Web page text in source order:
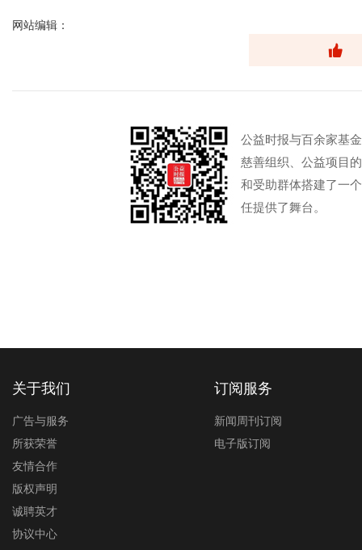
网站编辑：
公益时报与百余家基
慈善组织、公益项目
和受助群体搭建了一
任提供了舞台。
关于我们
广告与服务
所获荣誉
友情合作
版权声明
诚聘英才
协议中心
订阅服务
新闻周刊订阅
电子版订阅